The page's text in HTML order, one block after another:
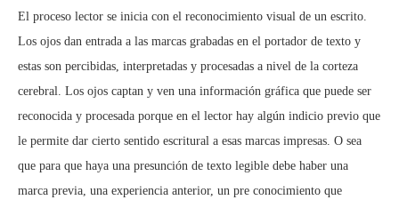
El proceso lector se inicia con el reconocimiento visual de un escrito.
Los ojos dan entrada a las marcas grabadas en el portador de texto y
estas son percibidas, interpretadas y procesadas a nivel de la corteza
cerebral. Los ojos captan y ven una información gráfica que puede ser
reconocida y procesada porque en el lector hay algún indicio previo que
le permite dar cierto sentido escritural a esas marcas impresas. O sea
que para que haya una presunción de texto legible debe haber una
marca previa, una experiencia anterior, un pre conocimiento que